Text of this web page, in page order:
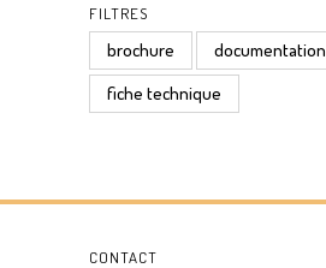
FILTRES
brochure
documentation
fiche technique
CONTACT